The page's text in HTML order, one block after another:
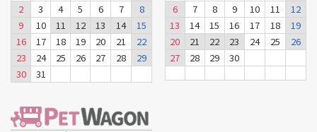
2
3 4 5 6 7
8
9
10 11 12 13 14
15
16
17 18 19 20 21
22
23
24 25 26 27 28
29
30
31
6
7 8 9 10 11
12
13
14 15 16 17 18
19
20
21 22 23 24 25
26
27
28 29 30